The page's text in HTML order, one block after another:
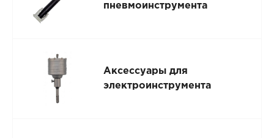
пневмоинструмента
Аксессуары для
электроинструмента